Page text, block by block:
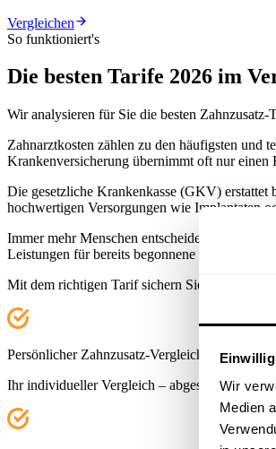
Wir
Medien
Vergleichen
So funktioniert's
Die besten Tarife 2026 im
Wir analysieren für Sie die besten
Zahnarztkosten zählen zu den häufigsten und
Krankenversicherung übernimmt oft nur einen
Die gesetzliche Krankenkasse (GKV) erstattet
hochwertigen Versorgungen wie Implantaten
Immer mehr Menschen entscheiden sich
Leistungen für bereits begonnene
Mit dem richtigen Tarif sichern Sie sich bis zu
Persönlicher Zahnzusatz-Vergleich
Ihr individueller Vergleich – abgestimmt auf